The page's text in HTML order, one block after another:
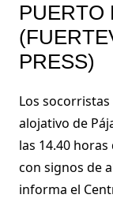
PUERTO
PRESS)
Los
alojativo de
las 14.40
con signos de
informa el